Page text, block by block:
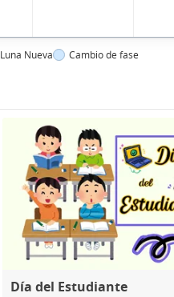
Luna Nueva Cambio de fase
Día del Estudiante